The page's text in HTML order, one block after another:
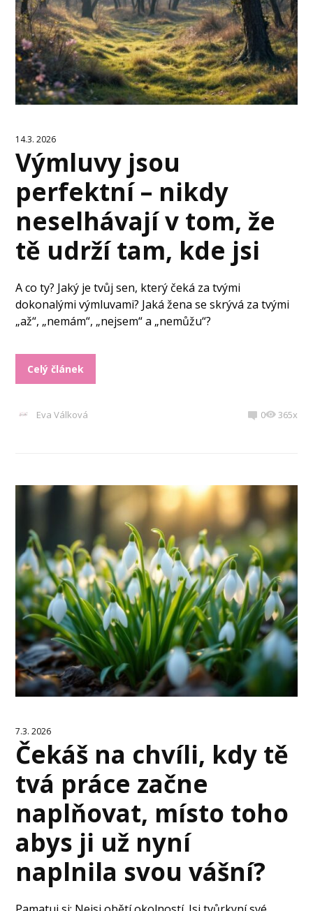
14.3. 2026
Výmluvy jsou
perfektní – nikdy
neselhávají v tom, že
tě udrží tam, kde jsi
A co ty? Jaký je tvůj sen, který čeká za tvými
dokonalými výmluvami? Jaká žena se skrývá za tvými
„až“, „nemám“, „nejsem“ a „nemůžu“?
Celý článek
Eva Válková 0 365x
7.3. 2026
Čekáš na chvíli, kdy tě
tvá práce začne
naplňovat, místo toho
abys ji už nyní
naplnila svou vášní?